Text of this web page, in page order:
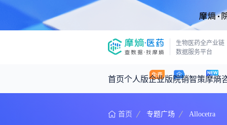
生物医药全产业链
数据服务平台
首页个人版企业版院销智策摩熵
咨询服务
摩熵原创
数据中心
首页 专题广场 Allocetra